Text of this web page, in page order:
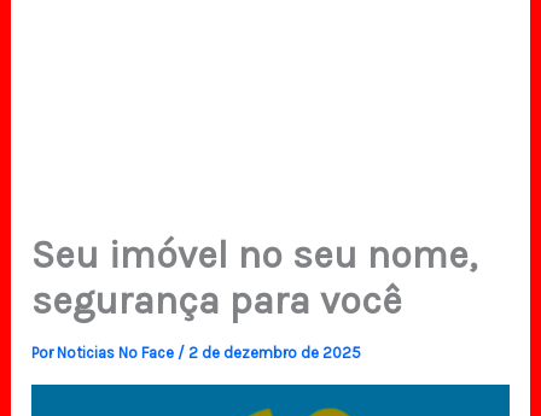
Seu imóvel no seu nome,
segurança para você
Por Noticias No Face /2 de dezembro de 2025